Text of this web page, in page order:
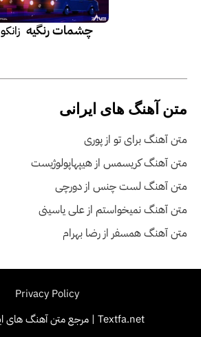
چشمات رنگیه زانکو
متن آهنگ های ایرانی
متن آهنگ برای تو از پوری
متن آهنگ کریسمس از هیپهاپولوژیست
متن آهنگ لست چنس از دورچی
متن آهنگ نمیخواستم از علی یاسینی
متن آهنگ همسفر از رضا بهرام
Privacy Policy
Textfa.net | مرجع متن آهنگ های ایرانی و خارجی